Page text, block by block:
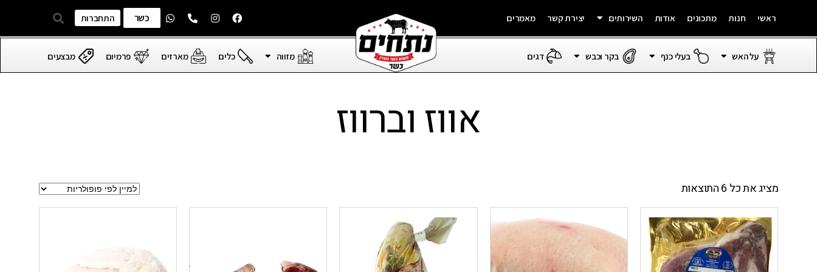
ראשי חנות מתכונים אודות השירותים יצירת קשר מאמרים כשר התחברות
על האש בעלי כנף בקר וכבש דגים מזווה כלים מארזים פרמיום מבצעים
אווז וברווז
מציג את כל 6 התוצאות